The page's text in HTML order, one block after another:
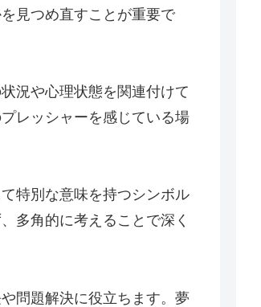
見つめ直すことが重要で
況や心理状態を関連付けて
レッシャーを感じている場
特別な意味を持つシンボル
多角的に考えることで深く
問題解決に役立ちます。夢